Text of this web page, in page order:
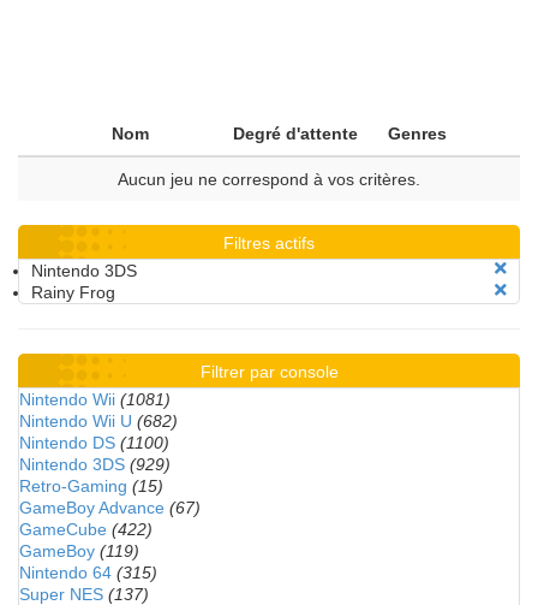
Nom Degré d'attente Genres
Aucun jeu ne correspond à vos critères.
Filtres actifs
Nintendo 3DS
Rainy Frog
Filtrer par console
Nintendo Wii (1081)
Nintendo Wii U (682)
Nintendo DS (1100)
Nintendo 3DS (929)
Retro-Gaming (15)
GameBoy Advance (67)
GameCube (422)
GameBoy (119)
Nintendo 64 (315)
Super NES (137)